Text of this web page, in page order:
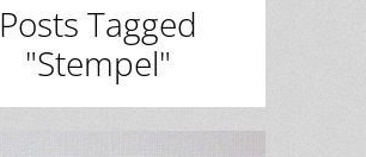
Posts Tagged
"Stempel"